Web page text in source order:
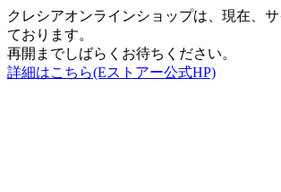
クレシアオンラインショップは、現在、
ております。
再開までしばらくお待ちください。
詳細はこちら(Eストアー公式HP)